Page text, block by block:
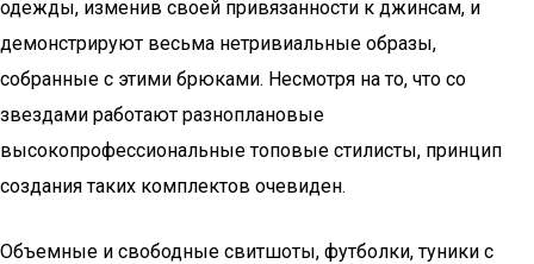
одежды, изменив своей привязанности к джинсам, и
демонстрируют весьма нетривиальные образы,
собранные с этими брюками. Несмотря на то, что со
звездами работают разноплановые
высокопрофессиональные топовые стилисты, принцип
создания таких комплектов очевиден.
Объемные и свободные свитшоты, футболки, туники с